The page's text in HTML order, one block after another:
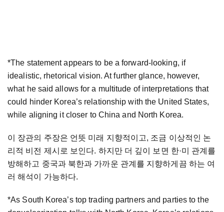
*The statement appears to be a forward-looking, if
idealistic, rhetorical vision. At further glance, however,
what he said allows for a multitude of interpretations that
could hinder Korea’s relationship with the United States,
while aligning it closer to China and North Korea.
이 장관의 주장은 언뜻 미래 지향적이고, 조금 이상적인 논
리적 비전 제시로 보인다. 하지만 더 깊이 보면 한·미 관계를
방해하고 중국과 북한과 가까운 관계를 지향하게끔 하는 여
러 해석이 가능하다.
*As South Korea’s top trading partners and parties to the